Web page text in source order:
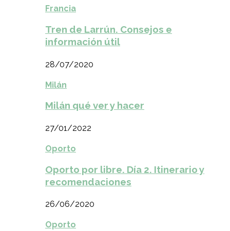
Francia
Tren de Larrún. Consejos e
información útil
28/07/2020
Milán
Milán qué ver y hacer
27/01/2022
Oporto
Oporto por libre. Día 2. Itinerario y
recomendaciones
26/06/2020
Oporto